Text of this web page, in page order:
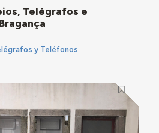
Telégrafos e
y Teléfonos